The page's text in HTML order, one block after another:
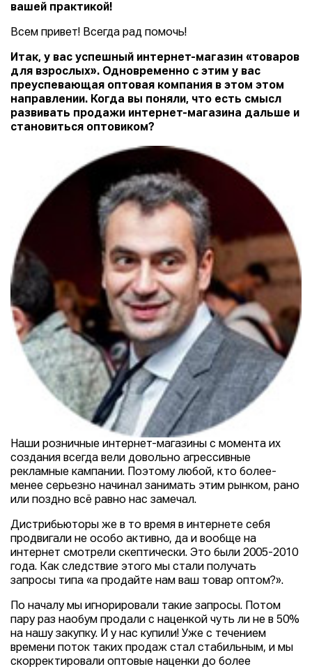
вашей практикой!
Всем привет! Всегда рад помочь!
Итак, у вас успешный интернет-магазин «товаров
для взрослых». Одновременно с этим у вас
преуспевающая оптовая компания в этом этом
направлении. Когда вы поняли, что есть смысл
развивать продажи интернет-магазина дальше и
становиться оптовиком?
Наши розничные интернет-магазины с момента их
создания всегда вели довольно агрессивные
рекламные кампании. Поэтому любой, кто более-
менее серьезно начинал занимать этим рынком, рано
или поздно всё равно нас замечал.
Дистрибьюторы же в то время в интернете себя
продвигали не особо активно, да и вообще на
интернет смотрели скептически. Это были 2005-2010
года. Как следствие этого мы стали получать
запросы типа «а продайте нам ваш товар оптом?».
По началу мы игнорировали такие запросы. Потом
пару раз наобум продали с наценкой чуть ли не в 50%
на нашу закупку. И у нас купили! Уже с течением
времени поток таких продаж стал стабильным, и мы
скорректировали оптовые наценки до более